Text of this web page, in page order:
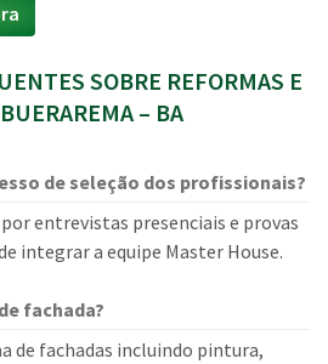
SOBRE REFORMAS E
– BA
de seleção dos profissionais?
entrevistas presenciais e provas
integrar a equipe Master House.
fachada?
de fachadas incluindo pintura,